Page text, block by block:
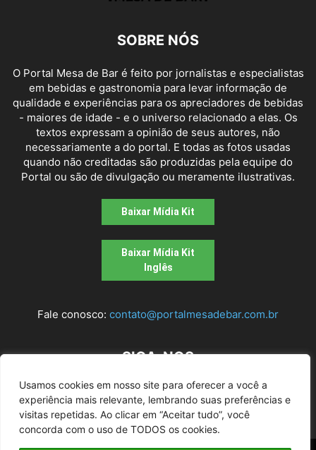
Usamos cookies em nosso site para oferecer a você a
experiência mais relevante, lembrando suas preferências e
visitas repetidas. Ao clicar em “Aceitar tudo”, você
concorda com o uso de TODOS os cookies.
SOBRE NÓS
O Portal Mesa de Bar é feito por jornalistas e especialistas
em bebidas e gastronomia para levar informação de
qualidade e experiências para os apreciadores de bebidas
- maiores de idade - e o universo relacionado a elas. Os
textos expressam a opinião de seus autores, não
necessariamente a do portal. E todas as fotos usadas
quando não creditadas são produzidas pela equipe do
Portal ou são de divulgação ou meramente ilustrativas.
Baixar Mídia Kit
Baixar Mídia Kit
Inglês
Fale conosco: contato@portalmesadebar.com.br
SIGA-NOS